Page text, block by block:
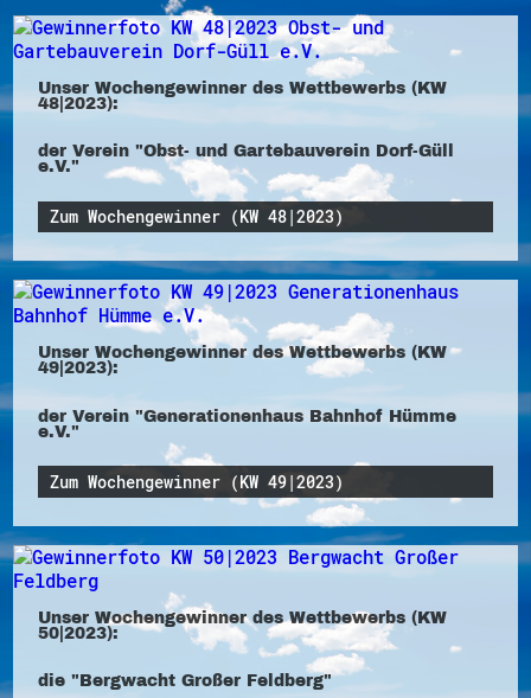
Unser Wochengewinner des Wettbewerbs (KW
48|2023):
der Verein "Obst- und Gartebauverein Dorf-Güll
e.V."
Zum Wochengewinner (KW 48|2023)
Unser Wochengewinner des Wettbewerbs (KW
49|2023):
der Verein "Generationenhaus Bahnhof Hümme
e.V."
Zum Wochengewinner (KW 49|2023)
Unser Wochengewinner des Wettbewerbs (KW
50|2023):
die "Bergwacht Großer Feldberg"